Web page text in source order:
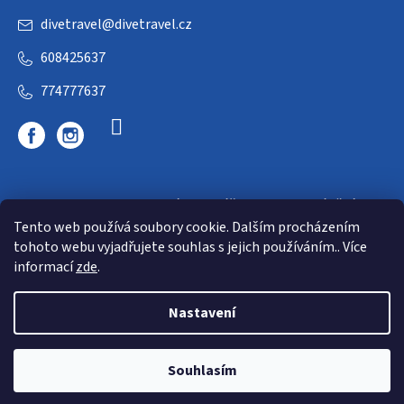
Tento web používá soubory cookie. Dalším procházením
tohoto webu vyjadřujete souhlas s jejich používáním.. Více
informacízde.
Nastavení
Souhlasím
divetravel@divetravel.cz
608425637
774777637
DIVETRAVEL - cestovní kancelář - cesty za potápěním
Shoptet |mime digital
Copyright 2026E-dive. Všechna práva vyhrazena.